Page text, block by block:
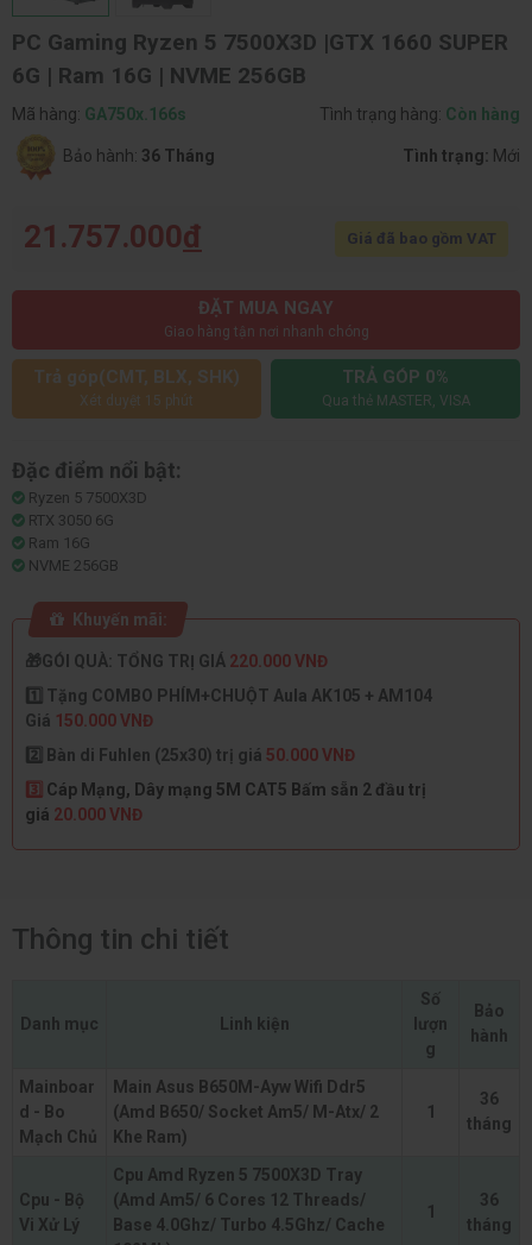
PC Gaming Ryzen 5 7500X3D |GTX 1660 SUPER
6G | Ram 16G | NVME 256GB
Mã hàng: GA750x.166s Tình trạng hàng: Còn hàng
Bảo hành: 36 Tháng Tình trạng: Mới
21.757.000đ Giá đã bao gồm VAT
ĐẶT MUA NGAY
Giao hàng tận nơi nhanh chóng
Trả góp(CMT, BLX, SHK)
Xét duyệt 15 phút
TRẢ GÓP 0%
Qua thẻ MASTER, VISA
Đặc điểm nổi bật:
Ryzen 5 7500X3D
RTX 3050 6G
Ram 16G
NVME 256GB
Khuyến mãi:
🎁GÓI QUÀ: TỔNG TRỊ GIÁ 220.000 VNĐ
1️⃣ Tặng COMBO PHÍM+CHUỘT Aula AK105 + AM104
Giá 150.000 VNĐ
2️⃣ Bàn di Fuhlen (25x30) trị giá 50.000 VNĐ
3️⃣ Cáp Mạng, Dây mạng 5M CAT5 Bấm sẵn 2 đầu trị
giá 20.000 VNĐ
Thông tin chi tiết
Danh mục Linh kiện
Số
lượn
g
Bảo
hành
Mainboar
d - Bo
Mạch Chủ
Main Asus B650M-Ayw Wifi Ddr5
(Amd B650/ Socket Am5/ M-Atx/ 2
Khe Ram)
1
36
tháng
Cpu - Bộ
Vi Xử Lý
Cpu Amd Ryzen 5 7500X3D Tray
(Amd Am5/ 6 Cores 12 Threads/
Base 4.0Ghz/ Turbo 4.5Ghz/ Cache
1
36
tháng